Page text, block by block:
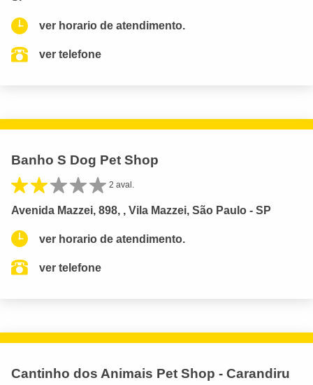
ver horario de atendimento.
ver telefone
Banho S Dog Pet Shop
2 aval.
Avenida Mazzei, 898, , Vila Mazzei, São Paulo - SP
ver horario de atendimento.
ver telefone
Cantinho dos Animais Pet Shop - Carandiru